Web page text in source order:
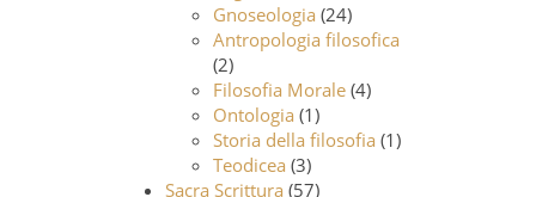
Gnoseologia (24)
Antropologia filosofica
(2)
Filosofia Morale(4)
Ontologia (1)
Storia della filosofia (1)
Teodicea (3)
Sacra Scrittura (57)